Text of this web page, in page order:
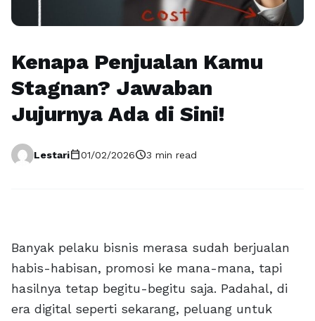
Kenapa Penjualan Kamu
Stagnan? Jawaban
Jujurnya Ada di Sini!
Lestaricalendar_today01/02/2026schedule3 min read
Banyak pelaku bisnis merasa sudah berjualan
habis-habisan, promosi ke mana-mana, tapi
hasilnya tetap begitu-begitu saja. Padahal, di
era digital seperti sekarang, peluang untuk